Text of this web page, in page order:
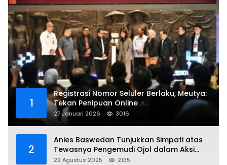
1
Registrasi Nomor Seluler Berlaku, Meutya:
Tekan Penipuan Online
27 Januari 2026 3016
2
Anies Baswedan Tunjukkan Simpati atas
Tewasnya Pengemudi Ojol dalam Aksi
Demo
29 Agustus 2025 2135